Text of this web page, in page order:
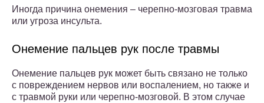
Иногда причина онемения – черепно-мозговая травма
или угроза инсульта.
Онемение пальцев рук после травмы
Онемение пальцев рук может быть связано не только
с повреждением нервов или воспалением, но также и
с травмой руки или черепно-мозговой. В этом случае